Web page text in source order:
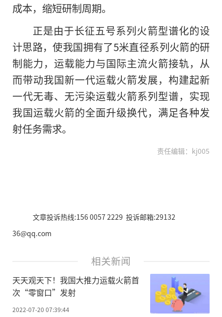
成本，缩短研制周期。
正是由于长征五号系列火箭型谱化的设
计思路，使我国拥有了5米直径系列火箭的研
制能力，运载能力与国际主流火箭接轨，从
而带动我国新一代运载火箭发展，构建起新
一代无毒、无污染运载火箭系列型谱，实现
我国运载火箭的全面升级换代，满足各种发
射任务需求。
责任编辑：kj005
文章投诉热线:156 0057 2229 投诉邮箱:29132
36@qq.com
相关新闻
天天观天下！我国大推力运载火箭首
次“零窗口”发射
2022-07-20 07:39:44